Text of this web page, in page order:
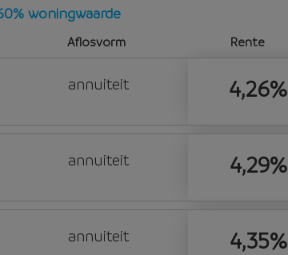
woningwaarde
Aflosvorm Rente
annuiteit 4,26%
annuiteit 4,29%
annuiteit 4,35%